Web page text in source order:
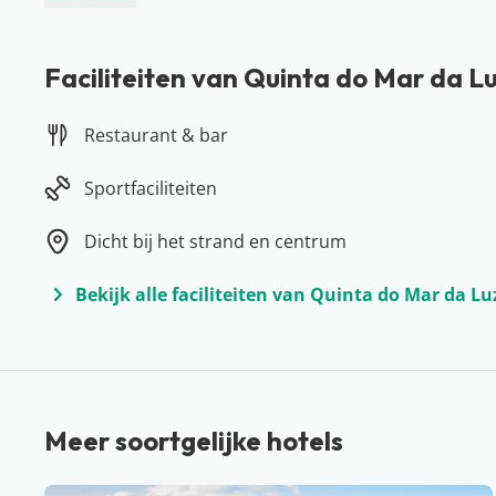
De vele goudgele stranden, de indrukwekkende
veel vakantiegangers hier graag neerstrijken! Je
slechts drie uur vliegen ligt. Vanuit hier kun je
zoals Lagos, Albufeira of Carvoeiro. Wist je dat de
ontdek de talloze verborgen baaitjes & stranden in
Faciliteiten van Quinta do Mar da
Restaurant & bar
Sportfaciliteiten
Dicht bij het strand en centrum
Bekijk alle faciliteiten van Quinta do Mar da
Meer soortgelijke hotels